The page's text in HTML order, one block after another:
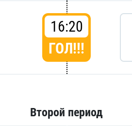
16:20
ГОЛ!!!
Второй период